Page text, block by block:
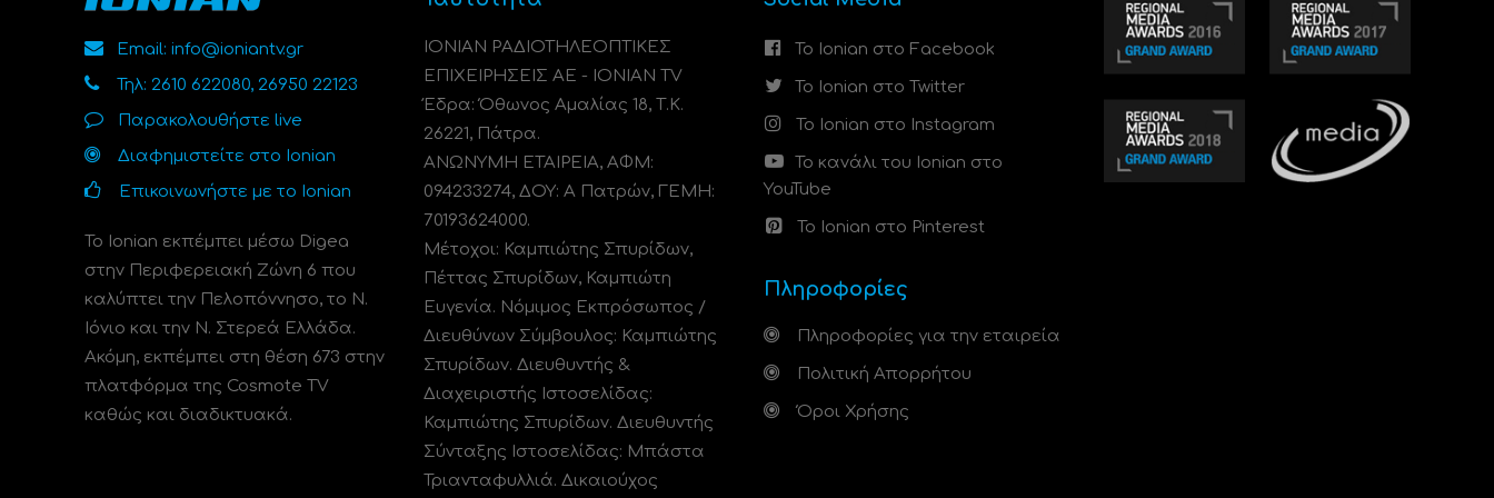
Email: info@ioniantv.gr
Τηλ: 2610 622080, 26950 22123
Παρακολουθήστε live
Διαφημιστείτε στο Ionian
Επικοινωνήστε με το Ionian
Το Ionian εκπέμπει μέσω Digea
στην Περιφερειακή Ζώνη 6 που
καλύπτει την Πελοπόννησο, το N.
Ιόνιο και την Ν. Στερεά Ελλάδα.
Ακόμη, εκπέμπει στη θέση 673 στην
πλατφόρμα της Cosmote TV
καθώς και διαδικτυακά.
ΙΟΝΙΑΝ ΡΑΔΙΟΤΗΛΕΟΠΤΙΚΕΣ
ΕΠΙΧΕΙΡΗΣΕΙΣ ΑΕ - IONIAN TV
Έδρα: Όθωνος Αμαλίας 18, Τ.Κ.
26221, Πάτρα.
ΑΝΩΝΥΜΗ ΕΤΑΙΡΕΙΑ, ΑΦΜ:
094233274, ΔΟΥ: A Πατρών, ΓΕΜΗ:
70193624000.
Μέτοχοι: Καμπιώτης Σπυρίδων,
Πέττας Σπυρίδων, Καμπιώτη
Ευγενία. Νόμιμος Εκπρόσωπος /
Διευθύνων Σύμβουλος: Καμπιώτης
Σπυρίδων. Διευθυντής &
Διαχειριστής Ιστοσελίδας:
Καμπιώτης Σπυρίδων. Διευθυντής
Σύνταξης Ιστοσελίδας: Μπάστα
Τριανταφυλλιά. Δικαιούχος
Το Ionian στο Facebook
Το Ionian στο Twitter
Το Ionian στο Instagram
Το κανάλι του Ionian στο
YouTube
Το Ionian στο Pinterest
Πληροφορίες
Πληροφορίες για την εταιρεία
Πολιτική Απορρήτου
Όροι Χρήσης